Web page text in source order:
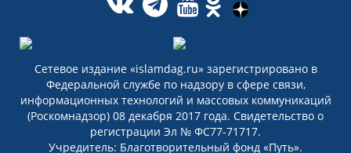
Сетевое издание «islamdag.ru» зарегистрировано в
Федеральной службе по надзору в сфере связи,
информационных технологий и массовых коммуникаций
(Роскомнадзор) 08 декабря 2017 года. Свидетельство о
регистрации Эл № ФС77-71717.
Учредитель: Благотворительный фонд «Путь».